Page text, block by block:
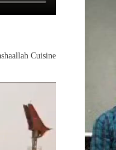
Cuisine